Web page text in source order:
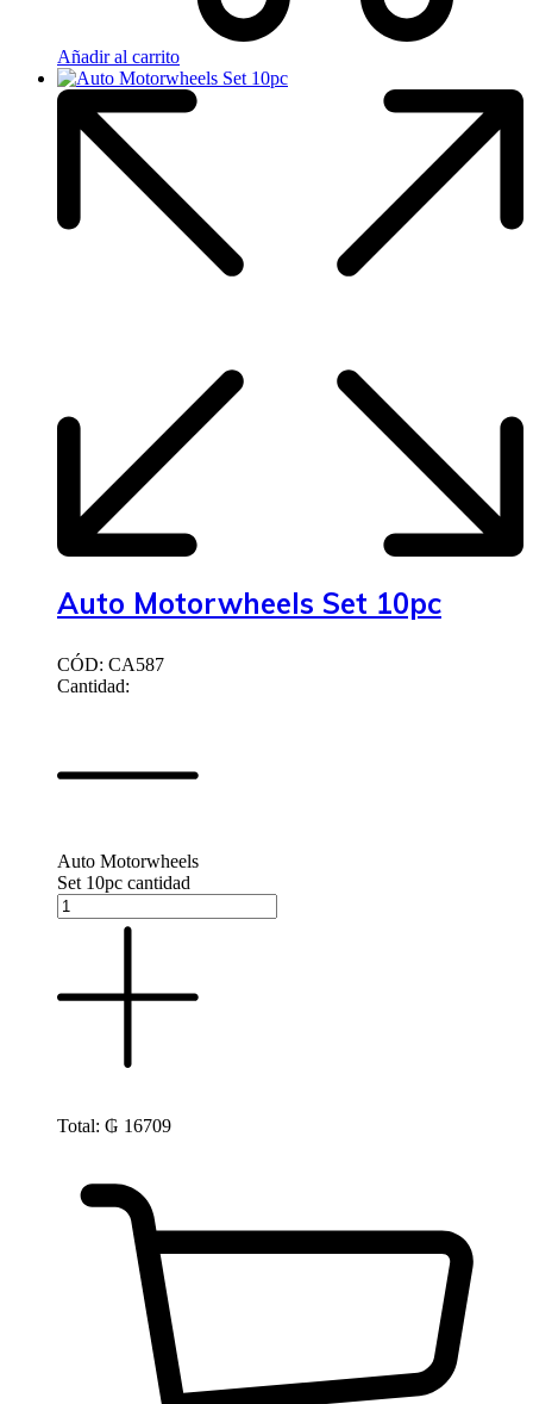
Añadir al carrito
Auto Motorwheels Set 10pc
CÓD: CA587
Cantidad:
Auto Motorwheels
Set 10pc cantidad
Total: ₲ 16709